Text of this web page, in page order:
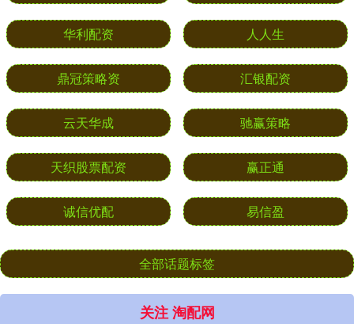
华利配资 人人生
鼎冠策略资 汇银配资
云天华成 驰赢策略
天织股票配资 赢正通
诚信优配 易信盈
全部话题标签
关注 淘配网